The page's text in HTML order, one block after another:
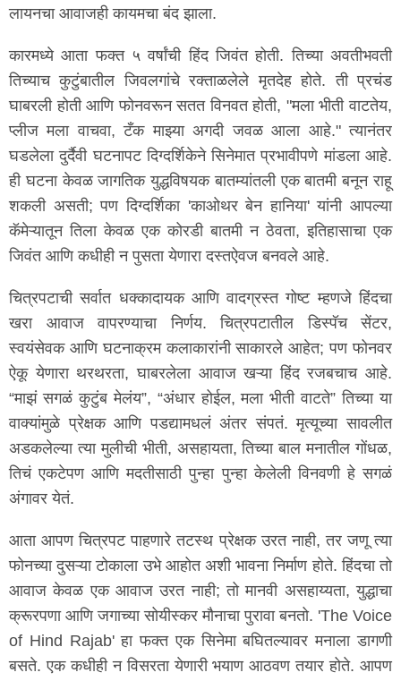
लायनचा आवाजही कायमचा बंद झाला.
कारमध्ये आता फक्त ५ वर्षांची हिंद जिवंत होती. तिच्या अवतीभवती
तिच्याच कुटुंबातील जिवलगांचे रक्ताळलेले मृतदेह होते. ती प्रचंड
घाबरली होती आणि फोनवरून सतत विनवत होती, "मला भीती वाटतेय,
प्लीज मला वाचवा, टँक माझ्या अगदी जवळ आला आहे." त्यानंतर
घडलेला दुर्दैवी घटनापट दिग्दर्शिकेने सिनेमात प्रभावीपणे मांडला आहे.
ही घटना केवळ जागतिक युद्धविषयक बातम्यांतली एक बातमी बनून राहू
शकली असती; पण दिग्दर्शिका 'काओथर बेन हानिया' यांनी आपल्या
कॅमेऱ्यातून तिला केवळ एक कोरडी बातमी न ठेवता, इतिहासाचा एक
जिवंत आणि कधीही न पुसता येणारा दस्तऐवज बनवले आहे.
चित्रपटाची सर्वात धक्कादायक आणि वादग्रस्त गोष्ट म्हणजे हिंदचा
खरा आवाज वापरण्याचा निर्णय. चित्रपटातील डिस्पॅच सेंटर,
स्वयंसेवक आणि घटनाक्रम कलाकारांनी साकारले आहेत; पण फोनवर
ऐकू येणारा थरथरता, घाबरलेला आवाज खऱ्या हिंद रजबचाच आहे.
“माझं सगळं कुटुंब मेलंय”, “अंधार होईल, मला भीती वाटते” तिच्या या
वाक्यांमुळे प्रेक्षक आणि पडद्यामधलं अंतर संपतं. मृत्यूच्या सावलीत
अडकलेल्या त्या मुलीची भीती, असहायता, तिच्या बाल मनातील गोंधळ,
तिचं एकटेपण आणि मदतीसाठी पुन्हा पुन्हा केलेली विनवणी हे सगळं
अंगावर येतं.
आता आपण चित्रपट पाहणारे तटस्थ प्रेक्षक उरत नाही, तर जणू त्या
फोनच्या दुसऱ्या टोकाला उभे आहोत अशी भावना निर्माण होते. हिंदचा तो
आवाज केवळ एक आवाज उरत नाही; तो मानवी असहाय्यता, युद्धाचा
क्रूरपणा आणि जगाच्या सोयीस्कर मौनाचा पुरावा बनतो. 'The Voice
of Hind Rajab' हा फक्त एक सिनेमा बघितल्यावर मनाला डागणी
बसते. एक कधीही न विसरता येणारी भयाण आठवण तयार होते. आपण